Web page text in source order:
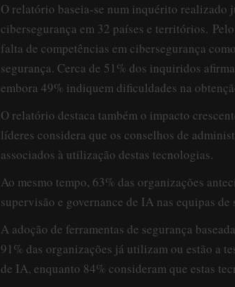
O relatório baseia-se num inquérito realizado
cibersegurança em 32 países e territórios.
falta de competências em cibersegurança
segurança. Cerca de 51% dos inquiridos
embora 49% indiquem dificuldades na
O relatório destaca também o impacto
líderes considera que os conselhos de
associados à utilização destas tecnologias.
Ao mesmo tempo, 63% das organizações
supervisão e governance de IA nas equipas
A adoção de ferramentas de segurança
91% das organizações já utilizam ou estão a
de IA, enquanto 84% consideram que estas